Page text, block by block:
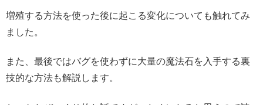
増殖する方法を使った後に起こる変化についても触れてみ
ました。
また、最後ではバグを使わずに大量の魔法石を入手する裏
技的な方法も解説します。